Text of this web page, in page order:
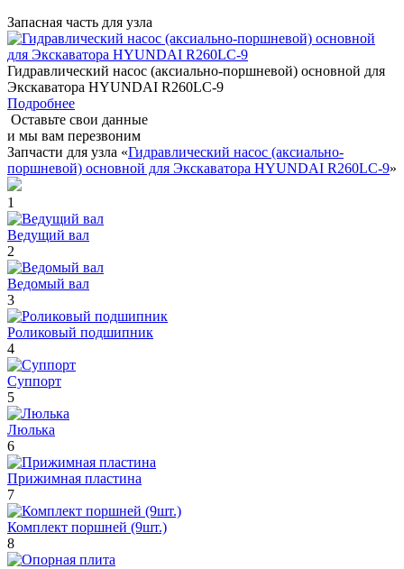
Запасная часть для узла
Гидравлический насос (аксиально-поршневой) основной для
Экскаватора HYUNDAI R260LC-9
Подробнее
Оставьте свои данные
и мы вам перезвоним
Запчасти для узла «Гидравлический насос (аксиально-
поршневой) основной для Экскаватора HYUNDAI R260LC-9»
1
Ведущий вал
2
Ведомый вал
3
Роликовый подшипник
4
Суппорт
5
Люлька
6
Прижимная пластина
7
Комплект поршней (9шт.)
8